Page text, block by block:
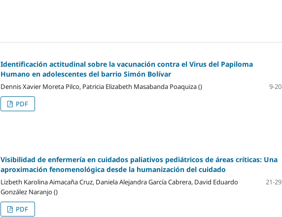
Identificación actitudinal sobre la vacunación contra el Virus del Papiloma
Humano en adolescentes del barrio Simón Bolívar
Dennis Xavier Moreta Pilco, Patricia Elizabeth Masabanda Poaquiza ()
9-20
PDF
Visibilidad de enfermería en cuidados paliativos pediátricos de áreas críticas: Una
aproximación fenomenológica desde la humanización del cuidado
Lizbeth Karolina Aimacaña Cruz, Daniela Alejandra García Cabrera, David Eduardo
González Naranjo ()
21-29
PDF